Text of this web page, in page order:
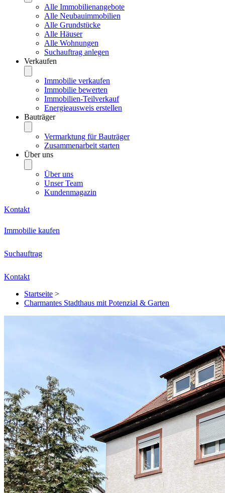
Alle Immobilienangebote
Alle Neubauimmobilien
Alle Grundstücke
Alle Häuser
Alle Wohnungen
Suchauftrag anlegen
Verkaufen
Immobilie verkaufen
Immobilie bewerten
Immobilien-Teilverkauf
Energieausweis erstellen
Bauträger
Vermarktung für Bauträger
Zusammenarbeit starten
Über uns
Über uns
Unser Team
Kundenmagazin
Kontakt
Immobilie kaufen
Suchauftrag
Kontakt
Startseite >
Charmantes Stadthaus mit Potenzial & Garten